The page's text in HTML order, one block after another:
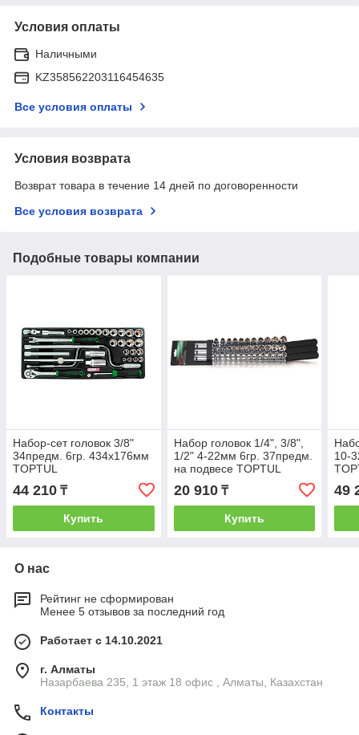
Условия оплаты
Наличными
KZ358562203116454635
Все условия оплаты
Условия возврата
Возврат товара в течение 14 дней по договоренности
Все условия возврата
Подобные товары компании
Набор-сет головок 3/8"
34предм. 6гр. 434х176мм
TOPTUL
44 210 ₸
Купить
Набор головок 1/4", 3/8",
1/2" 4-22мм 6гр. 37предм.
на подвесе TOPTUL
20 910₸
Купить
10-
49
О нас
Рейтинг не сформирован
Менее 5 отзывов за последний год
Работает с 14.10.2021
г. Алматы
Назарбаева 235, 1 этаж 18 офис , Алматы, Казахстан
Контакты